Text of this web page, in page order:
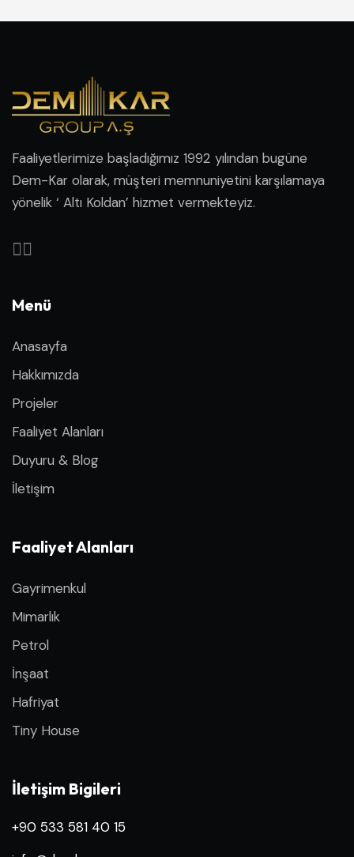
Faaliyetlerimize başladığımız 1992 yılından bugüne
Dem-Kar olarak, müşteri memnuniyetini karşılamaya
yönelik ‘ Altı Koldan’ hizmet vermekteyiz.
Menü
Anasayfa
Hakkımızda
Projeler
Faaliyet Alanları
Duyuru & Blog
İletişim
Faaliyet Alanları
Gayrimenkul
Mimarlık
Petrol
İnşaat
Hafriyat
Tiny House
İletişim Bigileri
+90 533 581 40 15